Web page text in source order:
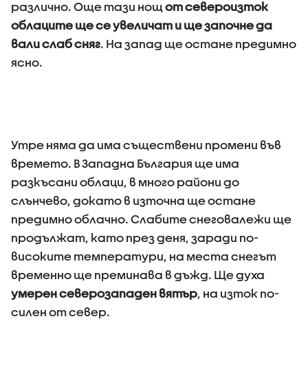
различно. Още тази нощот североизток
облаците ще се увеличат и ще започне да
вали слаб сняг. На запад ще остане предимно
ясно.
Утре няма да има съществени промени във
времето. В Западна България ще има
разкъсани облаци, в много райони до
слънчево, докато в източна ще остане
предимно облачно. Слабите снеговалежи ще
продължат, като през деня, заради по-
високите температури, на места снегът
временно ще преминава в дъжд. Ще духа
умерен северозападен вятър, на изток по-
силен от север.